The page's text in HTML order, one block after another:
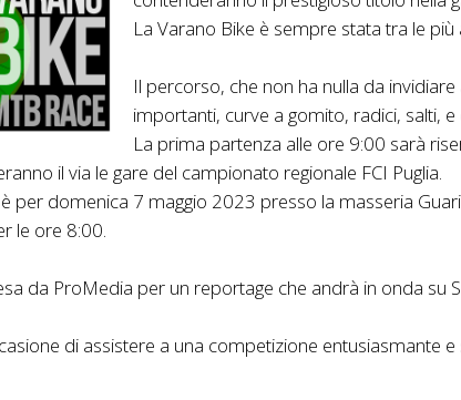
La Varano Bike è sempre stata tra le
Il percorso, che non ha nulla da
importanti, curve a gomito, radici, salti,
La prima partenza alle ore 9:00 sarà
il via le gare del campionato regionale FCI Puglia.
per domenica 7 maggio 2023 presso la masseria
le ore 8:00.
da ProMedia per un reportage che andrà in onda su
di assistere a una competizione entusiasmante